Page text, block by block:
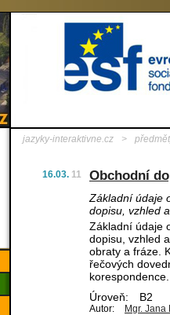
jazyky-interaktivne.cz >
16.03. 11 Obchodní
Základní údaje
dopisu, vzhled
Základní údaje
dopisu, vzhled
obraty a fráze.
řečových
Úroveň:
B2
Autor: Mgr. Jana